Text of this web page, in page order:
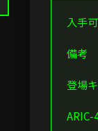
入手
備考
登場
ARIC-